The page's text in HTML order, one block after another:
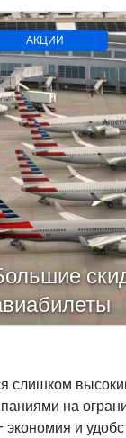
АКЦИИ
слишком
на
и